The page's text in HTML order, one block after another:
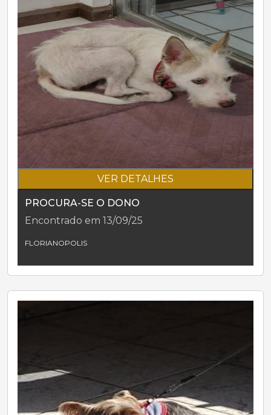
VER DETALHES
PROCURA-SE O DONO
Encontrado em 13/09/25
FLORIANOPOLIS